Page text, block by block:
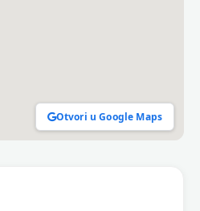
Otvori u Google Maps